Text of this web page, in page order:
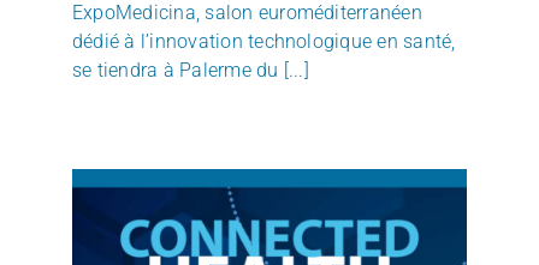
ExpoMedicina, salon euroméditerranéen
dédié à l’innovation technologique en santé,
se tiendra à Palerme du [...]